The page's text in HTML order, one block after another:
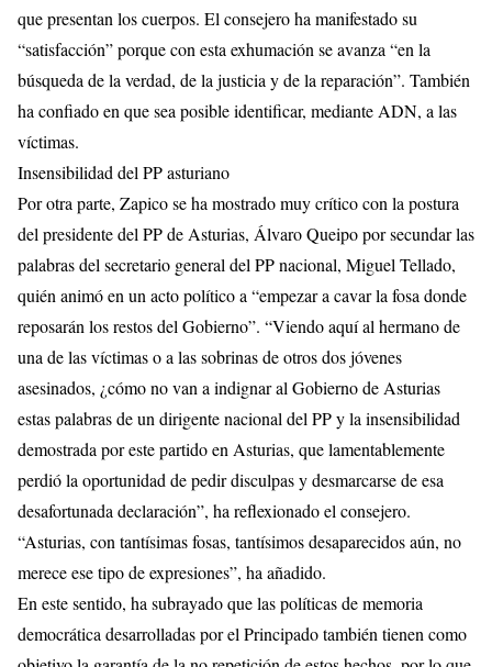
que presentan los cuerpos. El consejero ha manifestado su
“satisfacción” porque con esta exhumación se avanza “en la
búsqueda de la verdad, de la justicia y de la reparación”. También
ha confiado en que sea posible identificar, mediante ADN, a las
víctimas.
Insensibilidad del PP asturiano
Por otra parte, Zapico se ha mostrado muy crítico con la postura
del presidente del PP de Asturias, Álvaro Queipo por secundar las
palabras del secretario general del PP nacional, Miguel Tellado,
quién animó en un acto político a “empezar a cavar la fosa donde
reposarán los restos del Gobierno”. “Viendo aquí al hermano de
una de las víctimas o a las sobrinas de otros dos jóvenes
asesinados, ¿cómo no van a indignar al Gobierno de Asturias
estas palabras de un dirigente nacional del PP y la insensibilidad
demostrada por este partido en Asturias, que lamentablemente
perdió la oportunidad de pedir disculpas y desmarcarse de esa
desafortunada declaración”, ha reflexionado el consejero.
“Asturias, con tantísimas fosas, tantísimos desaparecidos aún, no
merece ese tipo de expresiones”, ha añadido.
En este sentido, ha subrayado que las políticas de memoria
democrática desarrolladas por el Principado también tienen como